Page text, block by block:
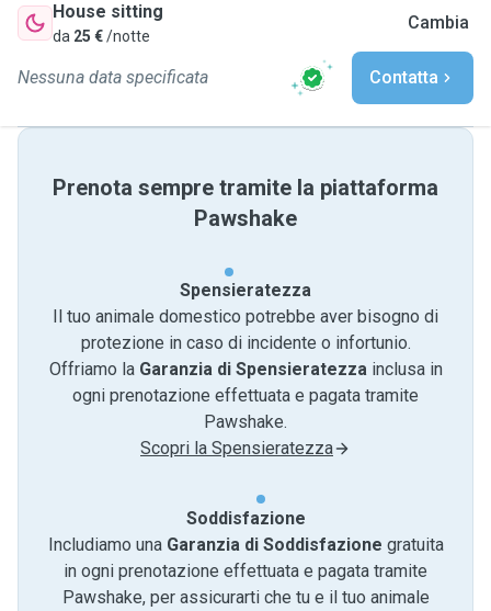
House sitting
da 25 €/notte
Cambia
Nessuna data specificata Contatta
Prenota sempre tramite la piattaforma
Pawshake
Spensieratezza
Il tuo animale domestico potrebbe aver bisogno di
protezione in caso di incidente o infortunio.
Offriamo la Garanzia di Spensieratezzainclusa in
ogni prenotazione effettuata e pagata tramite
Pawshake.
Scopri la Spensieratezza
Soddisfazione
Includiamo una Garanzia di Soddisfazione gratuita
in ogni prenotazione effettuata e pagata tramite
Pawshake, per assicurarti che tu e il tuo animale